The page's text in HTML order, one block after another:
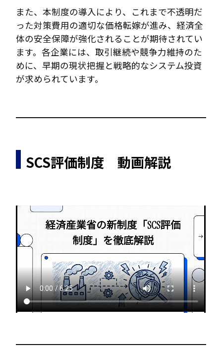
また、本制度の導入により、これまで不透明だ
った対策費用の適切な価格転嫁が進み、経済全
体の安全保障が強化されることが期待されてい
ます。各企業には、取引継続や競争力維持のた
めに、早期の現状把握と戦略的なシステム投資
が求められています。
SCS評価制度 動画解説